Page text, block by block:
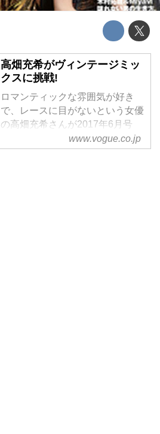
高畑充希がヴィンテージミッ
クスに挑戦!
ロマンティックな雰囲気が好き
で、レースに目がないという女優
の高畑充希さんが2017年6月号
VOGUE JAPAN『イットガールと
巡る、東京ヴィンテージ・クルー
www.vogue.co.jp